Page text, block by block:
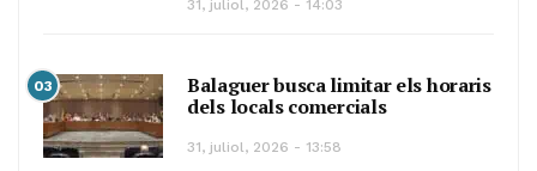
31, juliol, 2026 - 14:03
03
Balaguer busca limitar els horaris
dels locals comercials
31, juliol, 2026 - 13:58